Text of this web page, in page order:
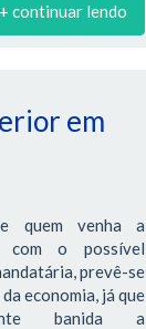
+ continuar lendo
em
quem venha a
com o possível
prevê-se
economia, já que
banida a